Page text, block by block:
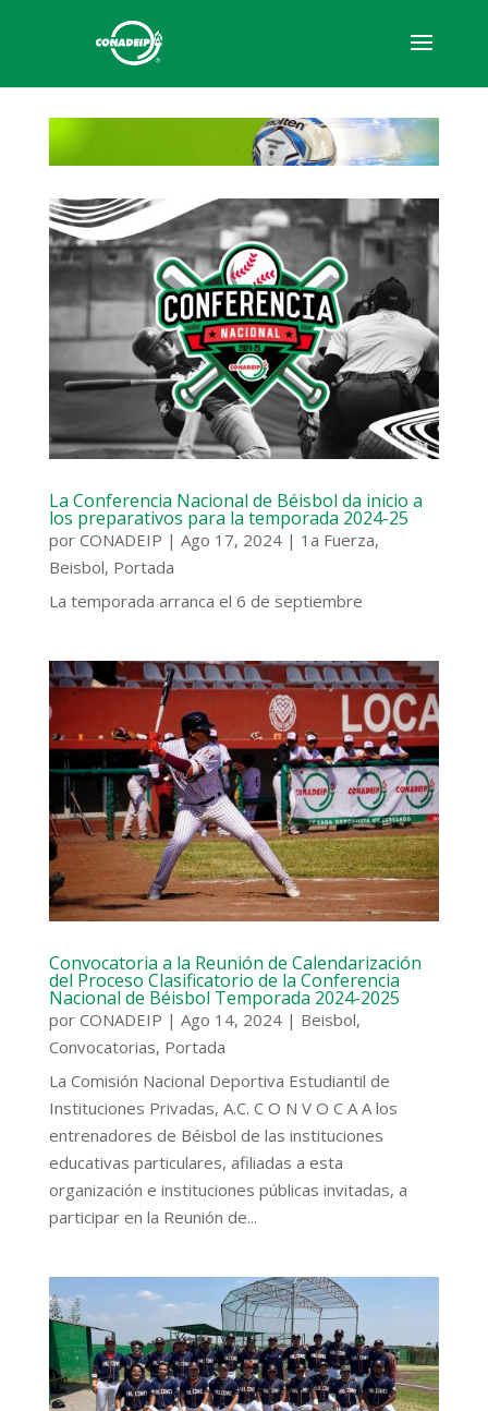
La Conferencia Nacional de Béisbol da inicio a
los preparativos para la temporada 2024-25
por CONADEIP | Ago 17, 2024| 1a Fuerza,
Beisbol, Portada
La temporada arranca el 6 de septiembre
Convocatoria a la Reunión de Calendarización
del Proceso Clasificatorio de la Conferencia
Nacional de Béisbol Temporada 2024-2025
por CONADEIP | Ago 14, 2024| Beisbol,
Convocatorias, Portada
La Comisión Nacional Deportiva Estudiantil de
Instituciones Privadas, A.C. C O N V O C A A los
entrenadores de Béisbol de las instituciones
educativas particulares, afiliadas a esta
organización e instituciones públicas invitadas, a
participar en la Reunión de...